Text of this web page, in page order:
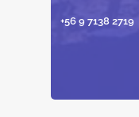
+56 9 7138 2719